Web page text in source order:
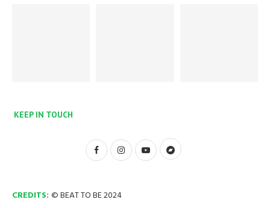
KEEP IN TOUCH
CREDITS: © BEAT TO BE 2024